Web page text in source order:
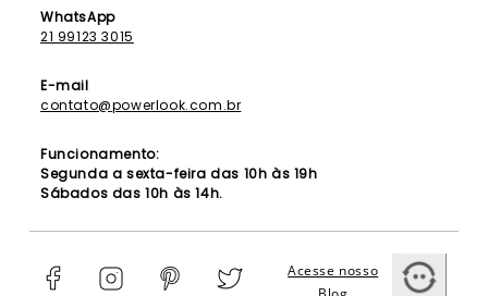
WhatsApp
21 99123 3015
E-mail
contato@powerlook.com.br
Funcionamento:
Segunda a sexta-feira das 10h às 19h
Sábados das 10h às 14h.
Acesse nosso